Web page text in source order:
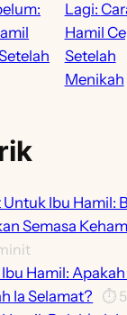
Lagi:
Hamil
Setelah
Menikah
Ibu Hamil:
Semasa
Hamil:
Ia Selamat? ⏱️ 5